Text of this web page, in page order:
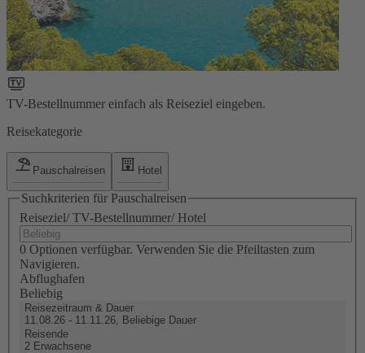
TV-Bestellnummer einfach als Reiseziel eingeben.
Reisekategorie
Pauschalreisen Hotel
Suchkriterien für Pauschalreisen
Reiseziel/ TV-Bestellnummer/ Hotel
0 Optionen verfügbar. Verwenden Sie die Pfeiltasten zum
Navigieren.
Abflughafen
Beliebig
Reisezeitraum & Dauer
11.08.26 - 11.11.26, Beliebige Dauer
Reisende
2 Erwachsene